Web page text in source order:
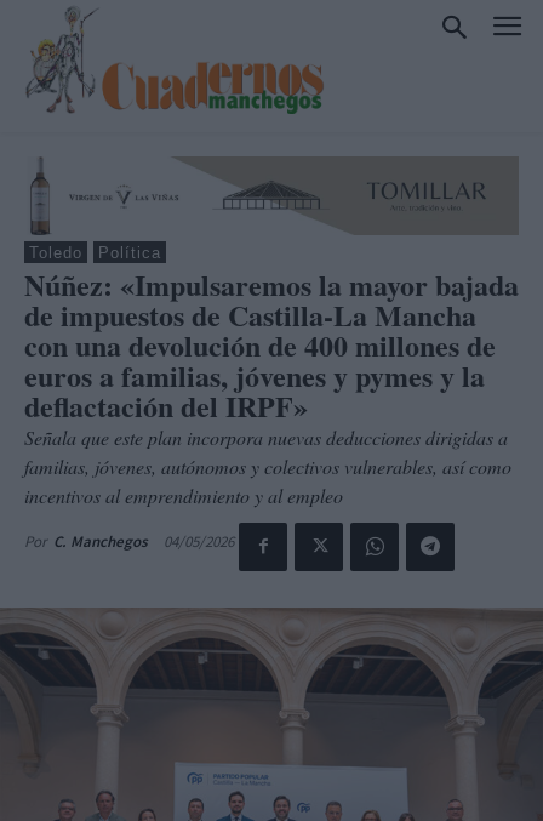
Toledo Política
Núñez: «Impulsaremos la mayor bajada
de impuestos de Castilla-La Mancha
con una devolución de 400 millones de
euros a familias, jóvenes y pymes y la
deflactación del IRPF»
Señala que este plan incorpora nuevas deducciones dirigidas a
familias, jóvenes, autónomos y colectivos vulnerables, así como
incentivos al emprendimiento y al empleo
Por C. Manchegos 04/05/2026